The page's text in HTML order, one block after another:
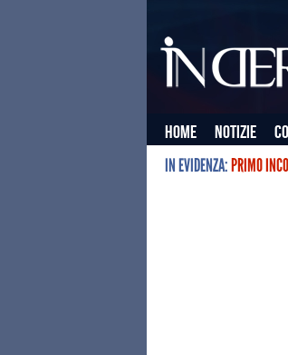
Home Notizie
IN EVIDENZA:PRIMO